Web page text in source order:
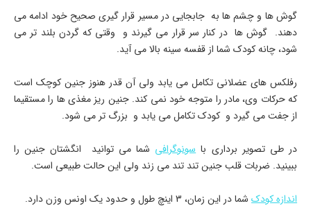
گوش ها و چشم ها به جابجایی در مسیر قرار گیری صحیح خود ادامه می
دهند. گوش ها در کنار سر قرار می گیرند و وقتی که گردن بلند تر می
شود، چانه کودک شما از قفسه سینه بالا می آید.
رفلکس های عضلانی تکامل می یابد ولی آن قدر هنوز جنین کوچک است
که حرکات وی، مادر را متوجه خود نمی کند. جنین ریز مغذی ها را مستقیما
از جفت می گیرد و کودک تکامل می یابد و بزرگ تر می شود.
در طی تصویر برداری باسونوگرافی شما می توانید انگشتان جنین را
ببینید. ضربات قلب جنین تند تند می زند ولی این حالت طبیعی است.
اندازه کودک شما در این زمان، 3 اینچ طول و حدود یک اونس وزن دارد.